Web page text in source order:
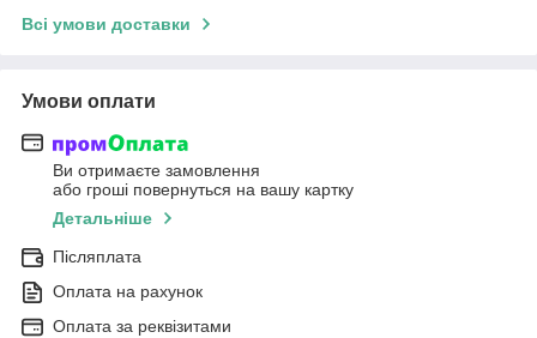
Всі умови доставки
Умови оплати
Ви отримаєте замовлення
або гроші повернуться на вашу картку
Детальніше
Післяплата
Оплата на рахунок
Оплата за реквізитами